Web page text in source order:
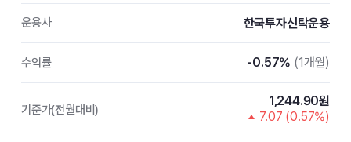
운용사 한국투자신탁운용
수익률 -0.57% (1개월)
기준가(전월대비)
1,244.90원
7.07 (0.57%)